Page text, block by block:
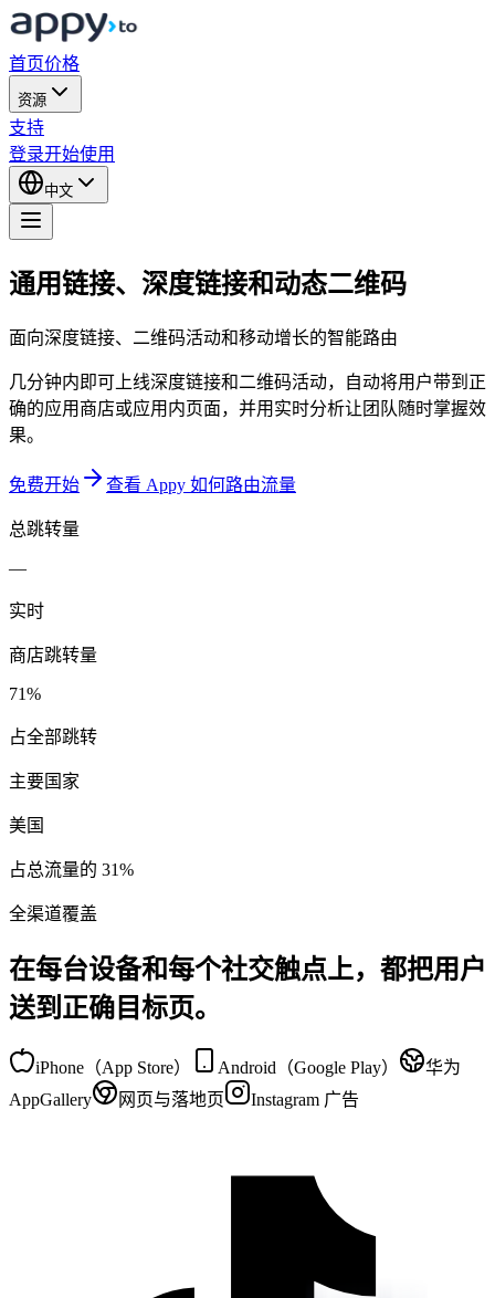
首页价格
资源
支持
登录开始使用
中文
通用链接、深度链接和动态二维码
面向深度链接、二维码活动和移动增长的智能路由
几分钟内即可上线深度链接和二维码活动，自动将用户带到正
确的应用商店或应用内页面，并用实时分析让团队随时掌握效
果。
免费开始 查看 Appy 如何路由流量
总跳转量
—
实时
商店跳转量
71%
占全部跳转
主要国家
美国
占总流量的 31%
全渠道覆盖
在每台设备和每个社交触点上，都把用户
送到正确目标页。
iPhone（App Store） Android（Google Play）
华为
AppGallery
网页与落地页 Instagram 广告